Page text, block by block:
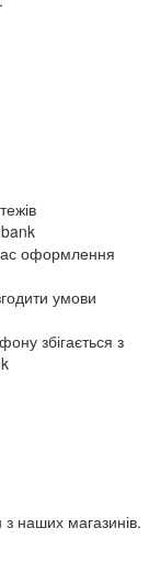
оформлення
умови
збігається з
наших магазинів.